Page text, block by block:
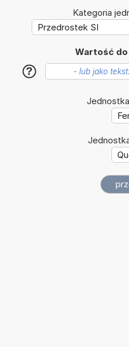
Kategoria
Wartość
?